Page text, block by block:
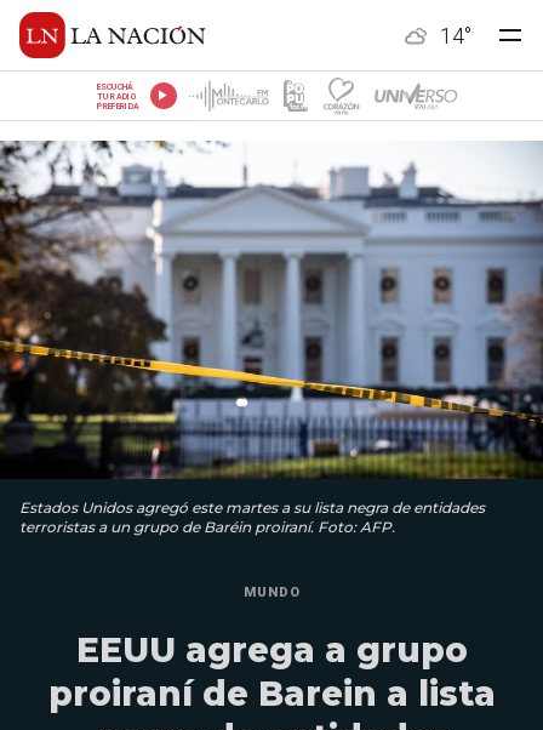
14°
ESCUCHÁ
TU RADIO
PREFERIDA
Estados Unidos agregó este martes a su lista negra de entidades
terroristas a un grupo de Baréin proiraní. Foto: AFP.
MUNDO
EEUU agrega a grupo
proiraní de Barein a lista